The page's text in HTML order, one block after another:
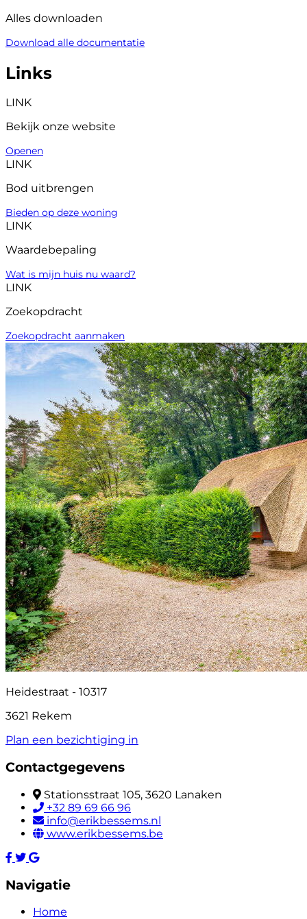
Alles downloaden
Download alle documentatie
Links
LINK
Bekijk onze website
Openen
LINK
Bod uitbrengen
Bieden op deze woning
LINK
Waardebepaling
Wat is mijn huis nu waard?
LINK
Zoekopdracht
Zoekopdracht aanmaken
Heidestraat - 10317
3621 Rekem
Plan een bezichtiging in
Contactgegevens
Stationsstraat 105, 3620 Lanaken
+32 89 69 66 96
info@erikbessems.nl
www.erikbessems.be
Navigatie
Home